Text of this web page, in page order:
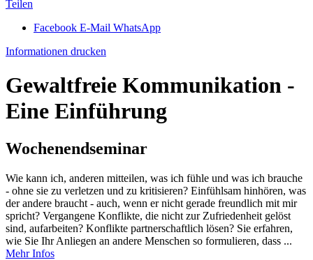
Teilen
Facebook E-Mail WhatsApp
Informationen drucken
Gewaltfreie Kommunikation -
Eine Einführung
Wochenendseminar
Wie kann ich, anderen mitteilen, was ich fühle und was ich brauche
- ohne sie zu verletzen und zu kritisieren? Einfühlsam hinhören, was
der andere braucht - auch, wenn er nicht gerade freundlich mit mir
spricht? Vergangene Konflikte, die nicht zur Zufriedenheit gelöst
sind, aufarbeiten? Konflikte partnerschaftlich lösen? Sie erfahren,
wie Sie Ihr Anliegen an andere Menschen so formulieren, dass ...
Mehr Infos